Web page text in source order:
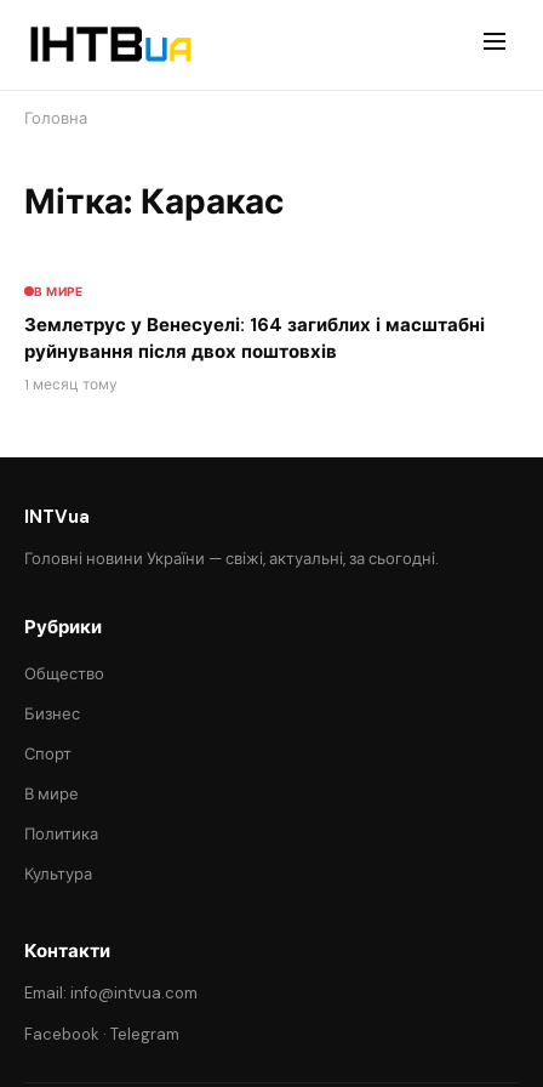
Головна
Мітка: Каракас
В МИРЕ
Землетрус у Венесуелі: 164 загиблих і масштабні
руйнування після двох поштовхів
1 месяц тому
INTVua
Головні новини України — свіжі, актуальні, за сьогодні.
Рубрики
Общество
Бизнес
Спорт
В мире
Политика
Культура
Контакти
Email: info@intvua.com
Facebook · Telegram